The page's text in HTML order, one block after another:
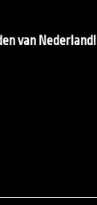
van Nederland!